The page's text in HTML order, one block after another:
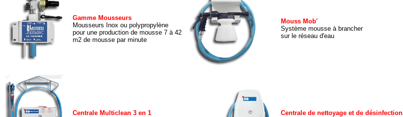
Gamme Mousseurs
Mousseurs Inox ou polypropylène
pour une production de mousse 7 à 42
m2 de mousse par minute
Mouss Mob'
Système mousse à brancher
sur le réseau d'eau
Centrale Multiclean 3 en 1
Centrale de nettoyage et de désinfection